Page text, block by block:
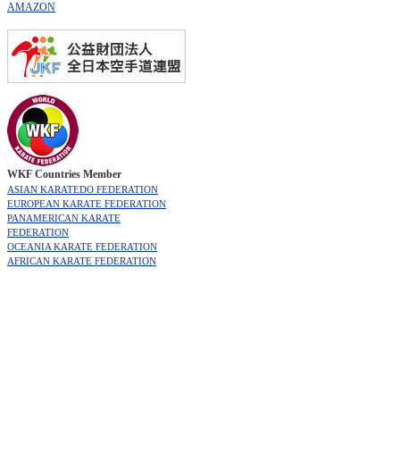
AMAZON
WKF Countries Member
ASIAN KARATEDO FEDERATION
EUROPEAN KARATE FEDERATION
PANAMERICAN KARATE
FEDERATION
OCEANIA KARATE FEDERATION
AFRICAN KARATE FEDERATION